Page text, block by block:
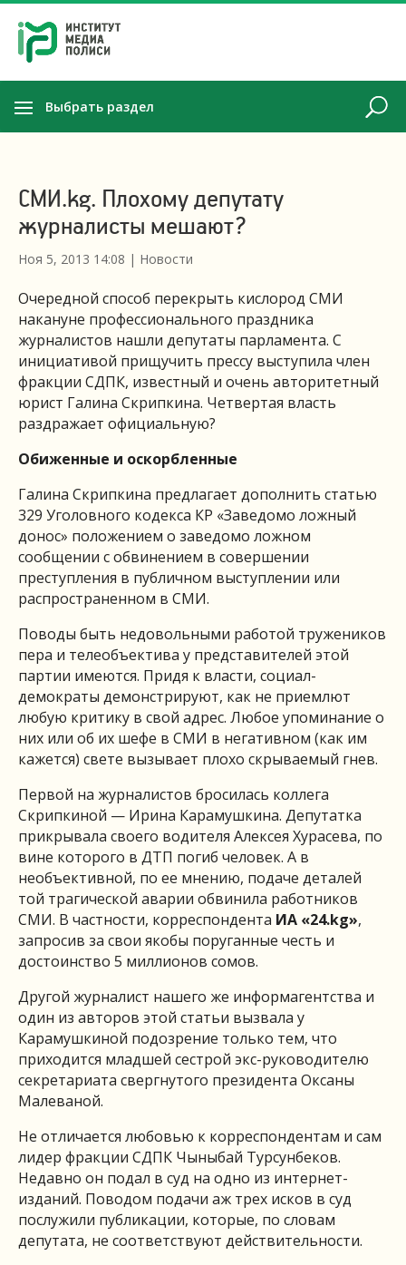
Выбрать раздел
СМИ.kg. Плохому депутату
журналисты мешают?
Ноя 5, 2013 14:08 | Новости
Очередной способ перекрыть кислород СМИ
накануне профессионального праздника
журналистов нашли депутаты парламента. С
инициативой прищучить прессу выступила член
фракции СДПК, известный и очень авторитетный
юрист Галина Скрипкина. Четвертая власть
раздражает официальную?
Обиженные и оскорбленные
Галина Скрипкина предлагает дополнить статью
329 Уголовного кодекса КР «Заведомо ложный
донос» положением о заведомо ложном
сообщении с обвинением в совершении
преступления в публичном выступлении или
распространенном в СМИ.
Поводы быть недовольными работой тружеников
пера и телеобъектива у представителей этой
партии имеются. Придя к власти, социал-
демократы демонстрируют, как не приемлют
любую критику в свой адрес. Любое упоминание о
них или об их шефе в СМИ в негативном (как им
кажется) свете вызывает плохо скрываемый гнев.
Первой на журналистов бросилась коллега
Скрипкиной — Ирина Карамушкина. Депутатка
прикрывала своего водителя Алексея Хурасева, по
вине которого в ДТП погиб человек. А в
необъективной, по ее мнению, подаче деталей
той трагической аварии обвинила работников
СМИ. В частности, корреспондента ИА «24.kg»,
запросив за свои якобы поруганные честь и
достоинство 5 миллионов сомов.
Другой журналист нашего же информагентства и
один из авторов этой статьи вызвала у
Карамушкиной подозрение только тем, что
приходится младшей сестрой экс-руководителю
секретариата свергнутого президента Оксаны
Малеваной.
Не отличается любовью к корреспондентам и сам
лидер фракции СДПК Чыныбай Турсунбеков.
Недавно он подал в суд на одно из интернет-
изданий. Поводом подачи аж трех исков в суд
послужили публикации, которые, по словам
депутата, не соответствуют действительности.